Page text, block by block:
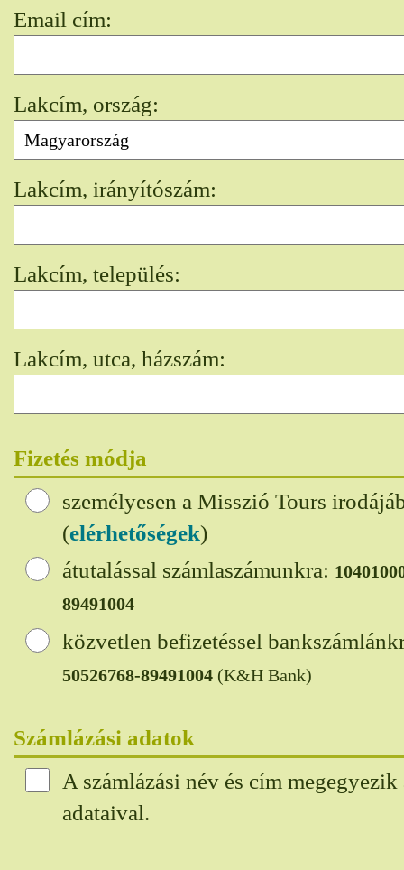
Email cím:
Lakcím, ország:
Lakcím, irányítószám:
Lakcím, település:
Lakcím, utca, házszám:
Fizetés módja
személyesen a Misszió Tours
(elérhetőségek)
átutalással számlaszámunkra:
89491004
közvetlen befizetéssel
50526768-89491004 (K&H Bank)
Számlázási adatok
A számlázási név és cím
adataival.